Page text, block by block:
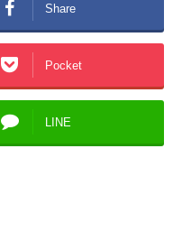
Share
Pocket
LINE